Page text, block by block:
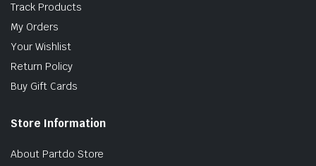
Track Products
My Orders
Your Wishlist
Return Policy
Buy Gift Cards
Store Information
About Partdo Store